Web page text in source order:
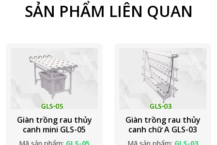
SẢN PHẨM LIÊN QUAN
Giàn trồng rau thủy
canh mini GLS-05
Giàn trồng rau thủy
canh chữ A GLS-03